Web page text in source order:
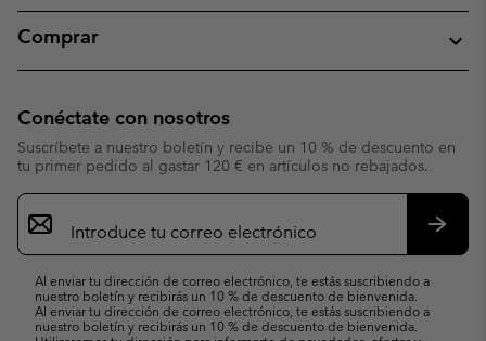
Comprar
Conéctate con nosotros
Suscríbete a nuestro boletín y recibe un 10 % de descuento en
tu primer pedido al gastar 120 € en artículos no rebajados.
Suscripción
de
correo
Al enviar tu dirección de correo electrónico, te estás suscribiendo a
nuestro boletín y recibirás un 10 % de descuento de bienvenida.
Al enviar tu dirección de correo electrónico, te estás suscribiendo a
nuestro boletín y recibirás un 10 % de descuento de bienvenida.